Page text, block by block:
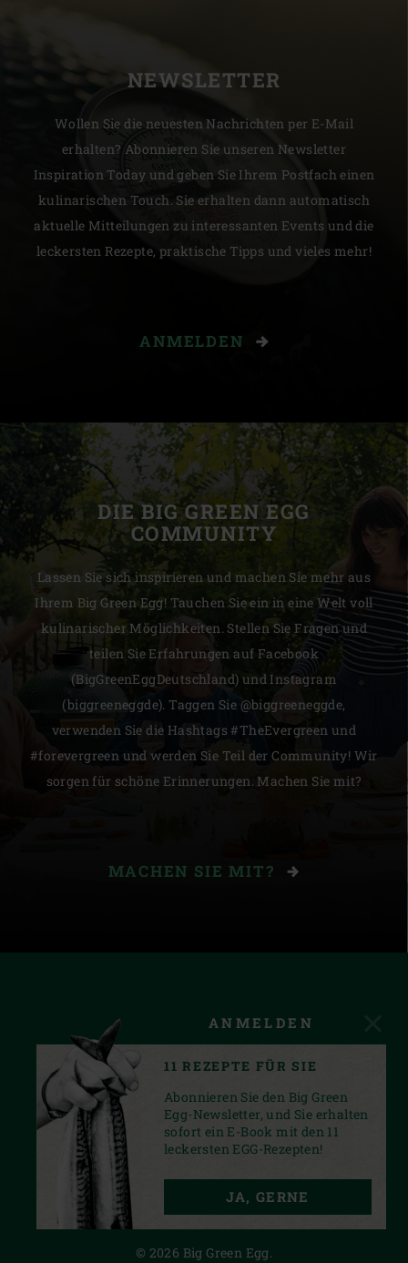
NEWSLETTER
Wollen Sie die neuesten Nachrichten per E-Mail
erhalten? Abonnieren Sie unseren Newsletter
Inspiration Today und geben Sie Ihrem Postfach einen
kulinarischen Touch. Sie erhalten dann automatisch
aktuelle Mitteilungen zu interessanten Events und die
leckersten Rezepte, praktische Tipps und vieles mehr!
ANMELDEN
DIE BIG GREEN EGG
COMMUNITY
Lassen Sie sich inspirieren und machen Sie mehr aus
Ihrem Big Green Egg! Tauchen Sie ein in eine Welt voll
kulinarischer Möglichkeiten. Stellen Sie Fragen und
teilen Sie Erfahrungen auf Facebook
(BigGreenEggDeutschland) und Instagram
(biggreeneggde). Taggen Sie @biggreeneggde,
verwenden Sie die Hashtags #TheEvergreen und
#forevergreen und werden Sie Teil der Community! Wir
sorgen für schöne Erinnerungen. Machen Sie mit?
MACHEN SIE MIT?
PRIVACY STATEMENT
© 2026 Big Green Egg.
ANMELDEN
11 REZEPTE FÜR SIE
Abonnieren Sie den Big Green
Egg-Newsletter, und Sie erhalten
sofort ein E-Book mit den 11
leckersten EGG-Rezepten!
JA, GERNE